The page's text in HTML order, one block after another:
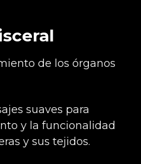
de los órganos
suaves para
y la funcionalidad
y sus tejidos.